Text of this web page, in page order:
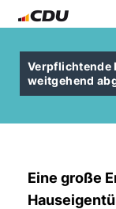
Verpflichtende
weitgehend
Eine große